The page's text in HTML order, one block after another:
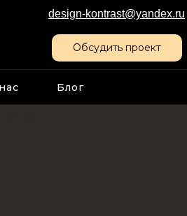
design-kontrast@yandex.ru
Обсудить проект
Блог